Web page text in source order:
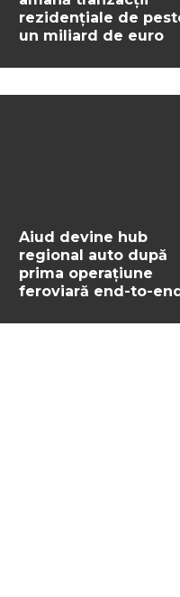
rezidențiale de
un miliard de euro
Aiud devine hub
regional auto după
prima operațiune
feroviară end-to-